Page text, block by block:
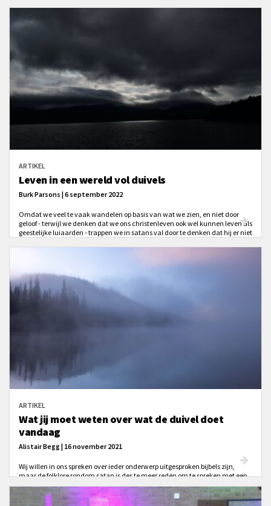
ARTIKEL
Leven in een wereld vol duivels
Burk Parsons | 6 september 2022
Omdat we veel te vaak wandelen op basis van wat we zien, en niet door
geloof - terwijl we denken dat we ons christenleven ook wel kunnen leven als
geestelijke luiaarden - trappen we in satans val door te denken dat hij er niet
ARTIKEL
Wat jij moet weten over wat de duivel doet
vandaag
Alistair Begg | 16 november 2021
Wij willen in ons spreken over ieder onderwerp uitgesproken bijbels zijn,
maar de folklore rondom satan is des te meer reden om te spreken met een
trawanten willen bereiken.